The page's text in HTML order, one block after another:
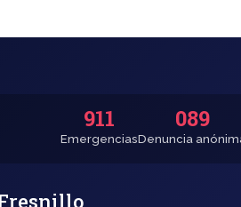
911
Emergencias
089
Denuncia